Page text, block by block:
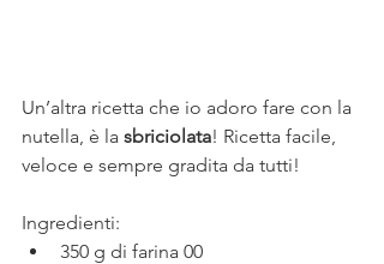
Un’altra ricetta che io adoro fare con la
nutella, è la sbriciolata! Ricetta facile,
veloce e sempre gradita da tutti!
Ingredienti:
350 g di farina 00